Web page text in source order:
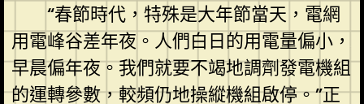
“春節時代，特殊是大年節當天，電網
用電峰谷差年夜。人們白日的用電量偏小，
早晨偏年夜。我們就要不竭地調劑發電機組
的運轉參數，較頻仍地操縱機組啟停。”正